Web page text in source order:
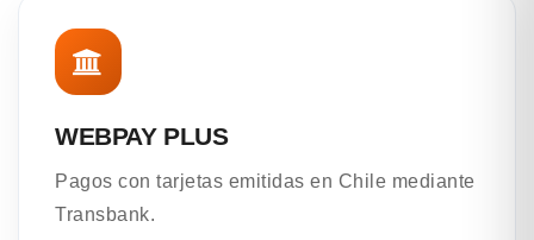
WEBPAY PLUS
Pagos con tarjetas emitidas en Chile mediante
Transbank.